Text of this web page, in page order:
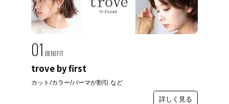
01 BENEFIT
trove by first
カット/カラー/パーマが割引 など
詳しく見る